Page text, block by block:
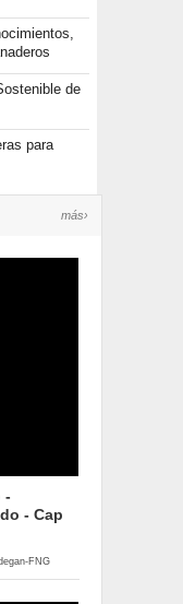
de
para
más›
-
- Cap
FNG